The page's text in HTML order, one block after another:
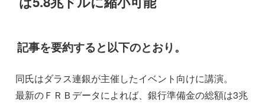
記事を要約すると以下のとおり。
同氏はダラス連銀が主催したイベント向けに講演。
最新のＦＲＢデータによれば、銀行準備金の総額は3兆